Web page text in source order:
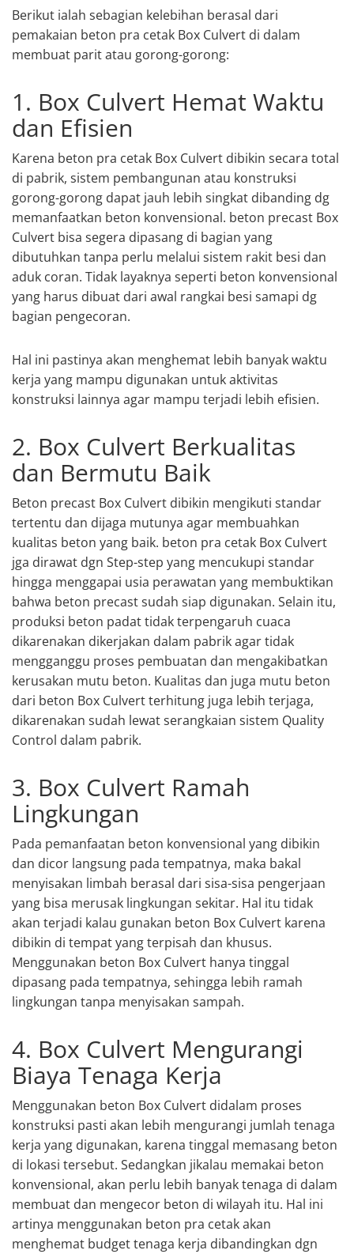
Berikut ialah sebagian kelebihan berasal dari
pemakaian beton pra cetak Box Culvert di dalam
membuat parit atau gorong-gorong:
1. Box Culvert Hemat Waktu
dan Efisien
Karena beton pra cetak Box Culvert dibikin secara total
di pabrik, sistem pembangunan atau konstruksi
gorong-gorong dapat jauh lebih singkat dibanding dg
memanfaatkan beton konvensional. beton precast Box
Culvert bisa segera dipasang di bagian yang
dibutuhkan tanpa perlu melalui sistem rakit besi dan
aduk coran. Tidak layaknya seperti beton konvensional
yang harus dibuat dari awal rangkai besi samapi dg
bagian pengecoran.
Hal ini pastinya akan menghemat lebih banyak waktu
kerja yang mampu digunakan untuk aktivitas
konstruksi lainnya agar mampu terjadi lebih efisien.
2. Box Culvert Berkualitas
dan Bermutu Baik
Beton precast Box Culvert dibikin mengikuti standar
tertentu dan dijaga mutunya agar membuahkan
kualitas beton yang baik. beton pra cetak Box Culvert
jga dirawat dgn Step-step yang mencukupi standar
hingga menggapai usia perawatan yang membuktikan
bahwa beton precast sudah siap digunakan. Selain itu,
produksi beton padat tidak terpengaruh cuaca
dikarenakan dikerjakan dalam pabrik agar tidak
mengganggu proses pembuatan dan mengakibatkan
kerusakan mutu beton. Kualitas dan juga mutu beton
dari beton Box Culvert terhitung juga lebih terjaga,
dikarenakan sudah lewat serangkaian sistem Quality
Control dalam pabrik.
3. Box Culvert Ramah
Lingkungan
Pada pemanfaatan beton konvensional yang dibikin
dan dicor langsung pada tempatnya, maka bakal
menyisakan limbah berasal dari sisa-sisa pengerjaan
yang bisa merusak lingkungan sekitar. Hal itu tidak
akan terjadi kalau gunakan beton Box Culvert karena
dibikin di tempat yang terpisah dan khusus.
Menggunakan beton Box Culvert hanya tinggal
dipasang pada tempatnya, sehingga lebih ramah
lingkungan tanpa menyisakan sampah.
4. Box Culvert Mengurangi
Biaya Tenaga Kerja
Menggunakan beton Box Culvert didalam proses
konstruksi pasti akan lebih mengurangi jumlah tenaga
kerja yang digunakan, karena tinggal memasang beton
di lokasi tersebut. Sedangkan jikalau memakai beton
konvensional, akan perlu lebih banyak tenaga di dalam
membuat dan mengecor beton di wilayah itu. Hal ini
artinya menggunakan beton pra cetak akan
menghemat budget tenaga kerja dibandingkan dgn